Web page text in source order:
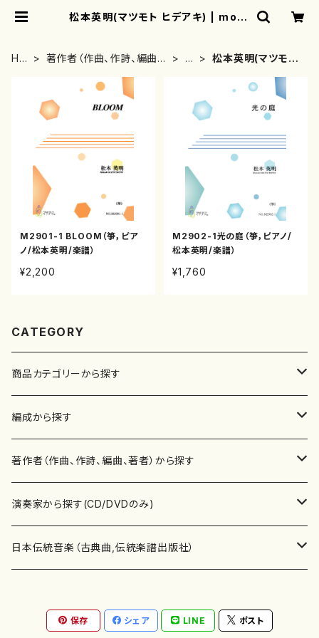
松本英明(マツモト ヒデアキ) | moth
HO
著作者（作曲、作詩、編曲、
ま
松本英明(マツモト
M2901-1 BLOOM（箏，ピア
ノ/松本英明/楽譜）
¥2,200
M2902-1光の庭（箏，ピアノ/
松本英明/楽譜）
¥1,760
CATEGORY
商品カテゴリーから探す
楽譜
書籍
書籍
テキストブック
CD・DVD
チケット
邦楽ジャーナル
レコード
編成から探す
邦楽器
箏・琴（ソロ）
箏・琴（合奏）
三味線（合奏）
合唱
混声合唱
男声合唱
歌・声
ピアノ（ソロ）
洋楽器（弦楽器）
著作者（作曲、作詩、編曲、著者）から探す
あ行
青木省三(アオキ ショウゾウ)
秋山健治(アキヤマ ケンジ）
か行
蔭山滸山(カゲヤマ キョザン)
斉藤松声(サイトウ ショウセイ)
演奏家から探す(CD/DVDのみ)
邦楽（箏、三味線、尺八等）演奏家
石川高（笙）
應和惠子（声楽・ソプラノ）
洋楽-鍵盤楽器（ピアノ、オルガン等）演奏家
日本伝統音楽（古典曲,伝統楽譜出版社）
宮城道雄（宮城宗家監修）
地歌箏曲（三絃古典楽譜）
保存 シェア LINE ポスト